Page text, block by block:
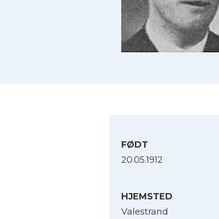
FØDT
20.05.1912
HJEMSTED
Valestrand